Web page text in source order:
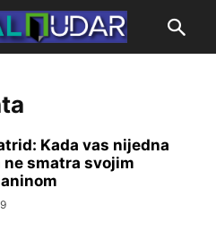
Kada vas nijedna
ne smatra svojim